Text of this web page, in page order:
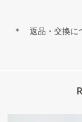
＊ 返品・交換に